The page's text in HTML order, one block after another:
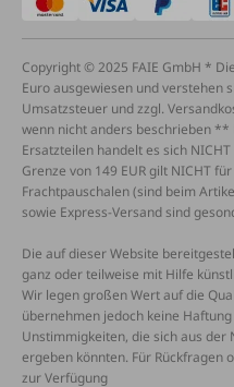
Copyright © 2025 FAIE GmbH *
Euro ausgewiesen und verstehen
Umsatzsteuer und zzgl.
wenn nicht anders beschrieben **
Ersatzteilen handelt es sich
Grenze von 149 EUR gilt NICHT
Frachtpauschalen (sind beim
sowie Express-Versand sind
Die auf dieser Website
ganz oder teilweise mit Hilfe
Wir legen großen Wert auf die
übernehmen jedoch keine
Unstimmigkeiten, die sich aus
ergeben könnten. Für Rückfragen
zur Verfügung